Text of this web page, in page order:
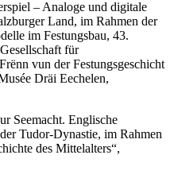
– Analoge und digitale
Land, im Rahmen der
im Festungsbau, 43.
für
vun der Festungsgeschicht
Dräi Eechelen,
Seemacht. Englische
Tudor-Dynastie, im Rahmen
des Mittelalters“,